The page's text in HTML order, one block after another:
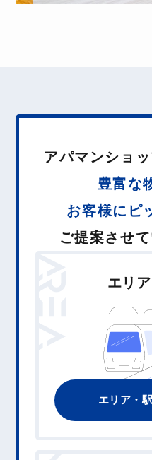
アパマンショ
豊富な
お客様に ピ
ご提案させ
エリ
エリア・